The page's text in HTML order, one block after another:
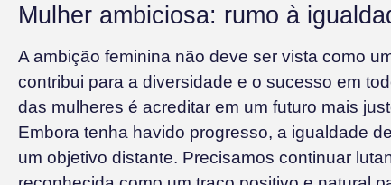
Mulher ambiciosa: rumo à
A ambição feminina não deve ser vista como
contribui para a diversidade e o sucesso em
das mulheres é acreditar em um futuro mais
Embora tenha havido progresso, a igualdade
um objetivo distante. Precisamos continuar